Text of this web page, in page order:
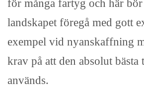
för många fartyg och här
landskapet föregå med gott
exempel vid nyanskaffning
krav på att den absolut bästa
används.